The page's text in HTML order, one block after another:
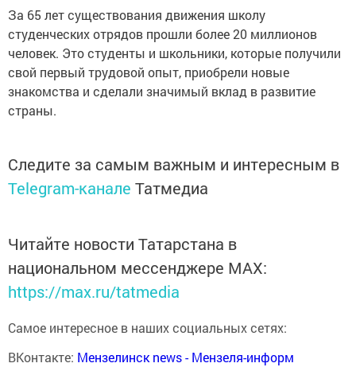
За 65 лет существования движения школу
студенческих отрядов прошли более 20 миллионов
человек. Это студенты и школьники, которые получили
свой первый трудовой опыт, приобрели новые
знакомства и сделали значимый вклад в развитие
страны.
Следите за самым важным и интересным в
Telegram-канале Татмедиа
Читайте новости Татарстана в
национальном мессенджере MАХ:
https://max.ru/tatmedia
Самое интересное в наших социальных сетях:
ВКонтакте: Мензелинск news - Мензеля-информ